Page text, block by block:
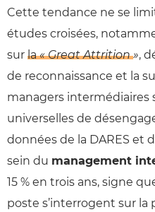
Cette tendance ne se
études croisées,
sur la« Great Attrition »,
de reconnaissance et la
managers intermédiaires
universelles de
données de la DARES et
sein du management
15 % en trois ans, signe
poste s’interrogent sur